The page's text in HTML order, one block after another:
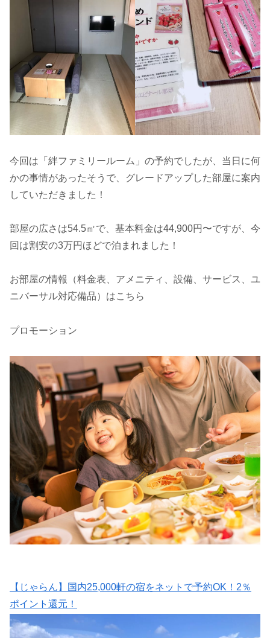
今回は「絆ファミリールーム」の予約でしたが、当日に何
かの事情があったそうで、グレードアップした部屋に案内
していただきました！
部屋の広さは54.5㎡で、基本料金は44,900円〜ですが、今
回は割安の3万円ほどで泊まれました！
お部屋の情報（料金表、アメニティ、設備、サービス、ユ
ニバーサル対応備品）はこちら
プロモーション
【じゃらん】国内25,000軒の宿をネットで予約OK！2％
ポイント還元！